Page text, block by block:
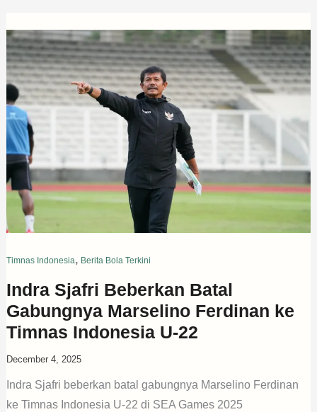
Timnas Indonesia, Berita Bola Terkini
Indra Sjafri Beberkan Batal
Gabungnya Marselino Ferdinan ke
Timnas Indonesia U-22
December 4, 2025
Indra Sjafri beberkan batal gabungnya Marselino Ferdinan
ke Timnas Indonesia U-22 di SEA Games 2025